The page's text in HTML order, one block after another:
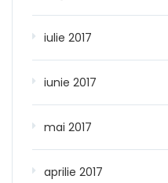
iulie 2017
iunie 2017
mai 2017
aprilie 2017